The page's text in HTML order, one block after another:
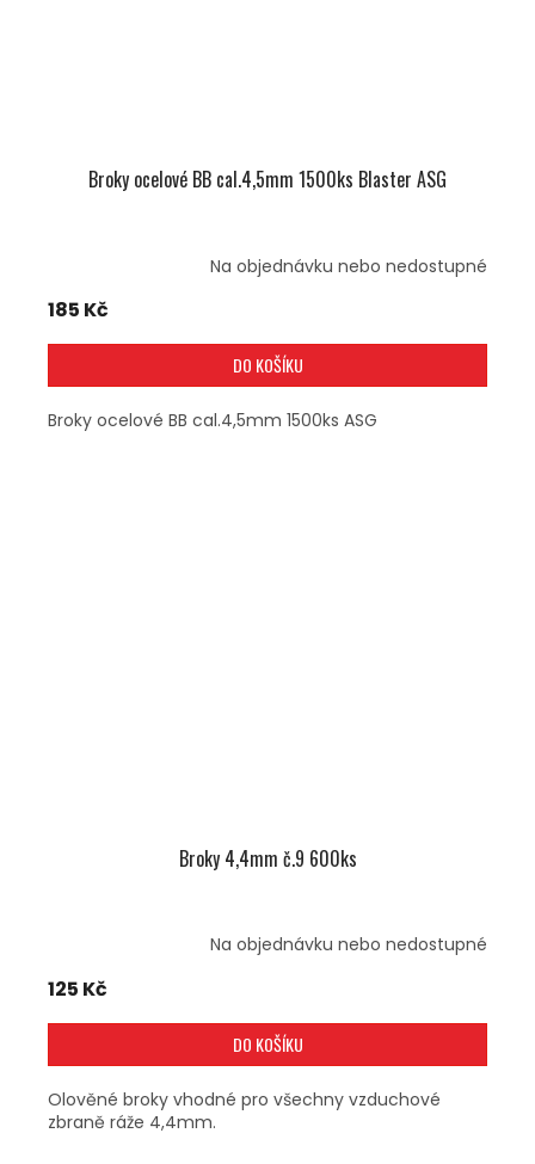
Broky ocelové BB cal.4,5mm 1500ks Blaster ASG
Na objednávku nebo nedostupné
185 Kč
DO KOŠÍKU
Broky ocelové BB cal.4,5mm 1500ks ASG
Broky 4,4mm č.9 600ks
Na objednávku nebo nedostupné
125 Kč
DO KOŠÍKU
Olověné broky vhodné pro všechny vzduchové
zbraně ráže 4,4mm.